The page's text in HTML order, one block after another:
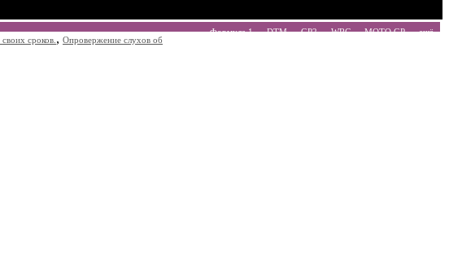
Формула 1 DTM GP2 WRC MOTO GP
ещё
сроков. , Опровержение слухов об